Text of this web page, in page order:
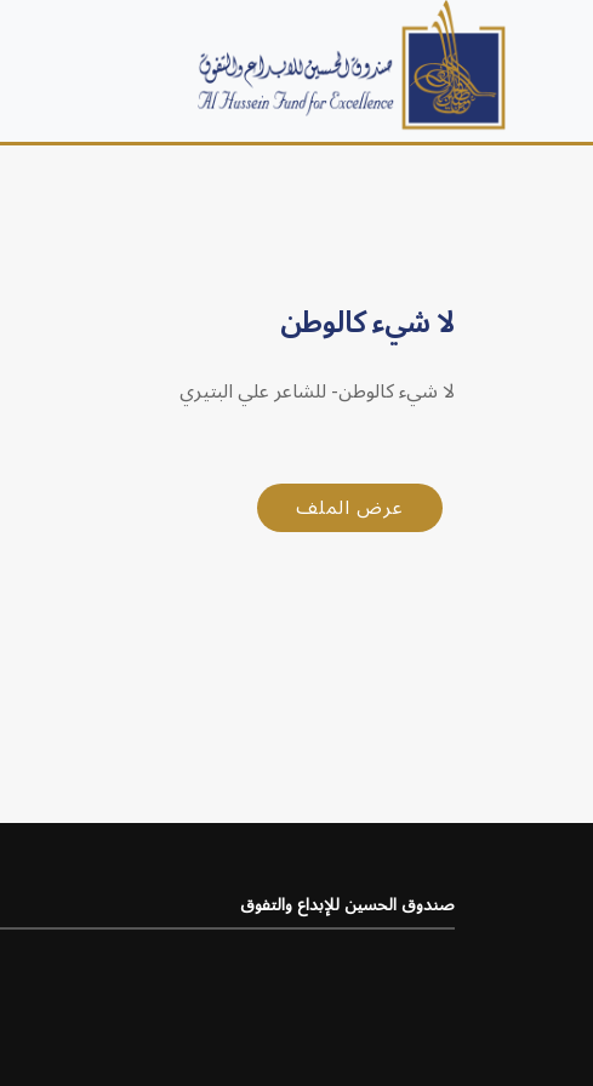
لا شيء كالوطن
لا شيء كالوطن- للشاعر علي البتيري
عرض الملف
صندوق الحسين للإبداع والتفوق